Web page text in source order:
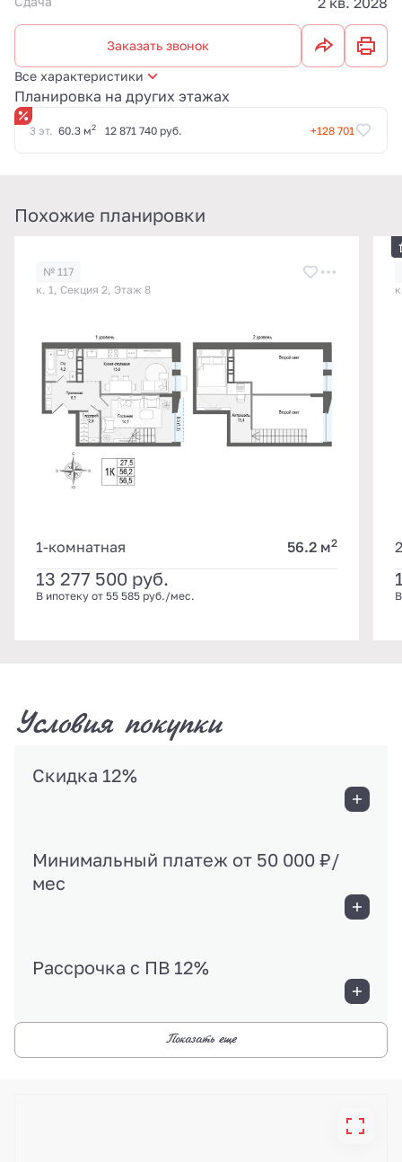
Заказать звонок
Все характеристики
Планировка на других этажах
3 эт. 60.3 м2 12 871 740 руб. +128 701
Похожие планировки
№ 117
к. 1, Секция 2, Этаж 8
1-комнатная 56.2 м2
13 277 500 руб.
В ипотеку от 55 585 руб./мес.
Условия покупки
Скидка 12%
Минимальный платеж от 50 000 ₽/
мес
Рассрочка с ПВ 12%
Показать еще